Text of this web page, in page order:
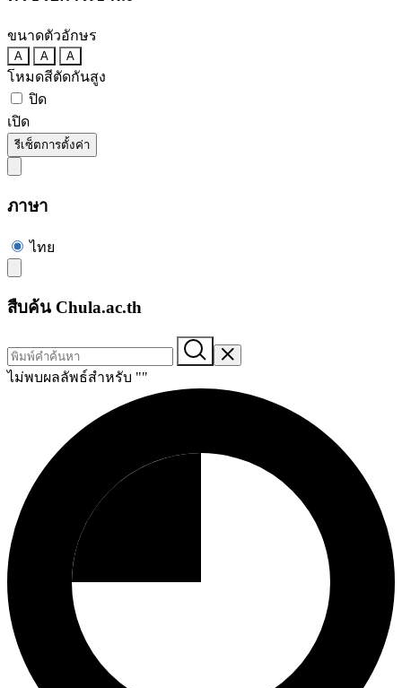
ขนาดตัวอักษร
A A A
โหมดสีตัดกันสูง
ปิด
เปิด
รีเซ็ตการตั้งค่า
ภาษา
ไทย
สืบค้น Chula.ac.th
ไม่พบผลลัพธ์สำหรับ ""